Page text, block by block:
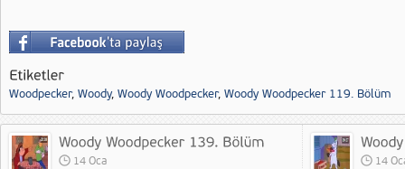
Woodpecker, Woody, Woody Woodpecker, Woody Woodpecker 119. Bölüm
14 Oca 14